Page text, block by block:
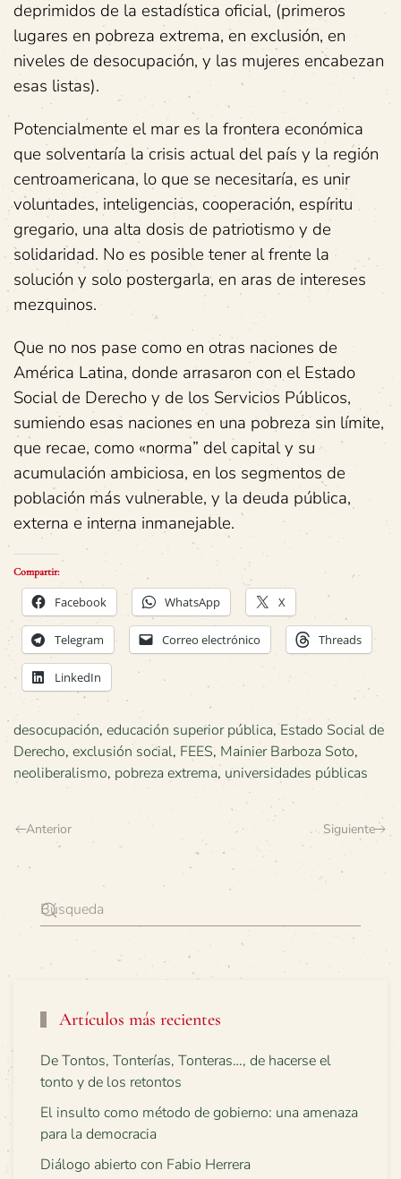
deprimidos de la estadística oficial, (primeros
lugares en pobreza extrema, en exclusión, en
niveles de desocupación, y las mujeres encabezan
esas listas).
Potencialmente el mar es la frontera económica
que solventaría la crisis actual del país y la región
centroamericana, lo que se necesitaría, es unir
voluntades, inteligencias, cooperación, espíritu
gregario, una alta dosis de patriotismo y de
solidaridad. No es posible tener al frente la
solución y solo postergarla, en aras de intereses
mezquinos.
Que no nos pase como en otras naciones de
América Latina, donde arrasaron con el Estado
Social de Derecho y de los Servicios Públicos,
sumiendo esas naciones en una pobreza sin límite,
que recae, como «norma” del capital y su
acumulación ambiciosa, en los segmentos de
población más vulnerable, y la deuda pública,
externa e interna inmanejable.
Compartir:
Facebook WhatsApp X
Telegram Correo electrónico Threads
LinkedIn
desocupación, educación superior pública,Estado Social de
Derecho, exclusión social, FEES, Mainier Barboza Soto,
neoliberalismo, pobreza extrema, universidades públicas
Anterior Siguiente
Artículos más recientes
De Tontos, Tonterías, Tonteras…, de hacerse el
tonto y de los retontos
El insulto como método de gobierno: una amenaza
para la democracia
Diálogo abierto con Fabio Herrera